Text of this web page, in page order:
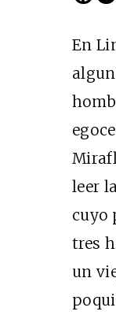
En
leer
cuyo
tres
un